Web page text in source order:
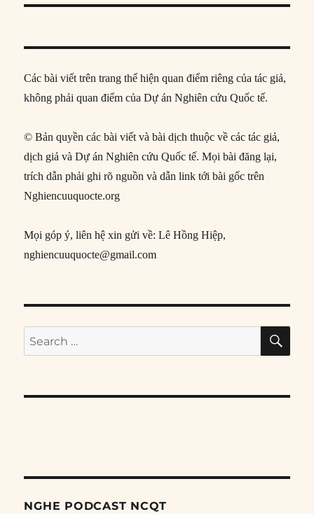
Các bài viết trên trang thể hiện quan điểm riêng của tác giả,
không phải quan điểm của Dự án Nghiên cứu Quốc tế.
© Bản quyền các bài viết và bài dịch thuộc về các tác giả,
dịch giả và Dự án Nghiên cứu Quốc tế. Mọi bài đăng lại,
trích dẫn phải ghi rõ nguồn và dẫn link tới bài gốc trên
Nghiencuuquocte.org
Mọi góp ý, liên hệ xin gửi về: Lê Hồng Hiệp,
nghiencuuquocte@gmail.com
Search
for:
NGHE PODCAST NCQT